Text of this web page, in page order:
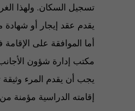
تسجيل السكان. ولهذا
يقدم عقد إيجار أو شهادة
أما الموافقة على
مكتب إدارة شؤون
يجب أن يقدم المرء وثيقة
إقامته الدراسية مؤمنة من